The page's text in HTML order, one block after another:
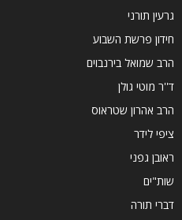
גרעין תורני
חידון פרשת השבוע
הרב שמואל בירנבוים
ד''ר מוטי גולן
הרב אהרון שטראוס
ציפי לידר
ראובן גפני
שות"ים
דברי תורה